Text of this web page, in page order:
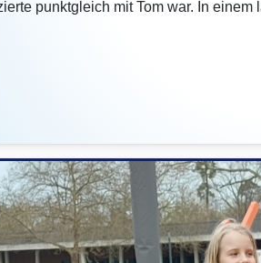
punktgleich mit Tom war. In